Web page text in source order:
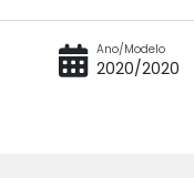
Ano/Modelo
2020/2020